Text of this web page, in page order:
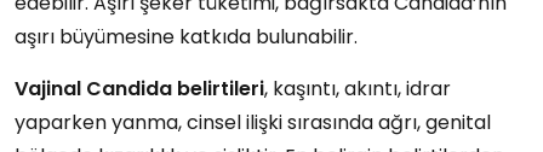
aşırı büyümesine katkıda bulunabilir.
Vajinal Candida belirtileri, kaşıntı, akıntı, idrar
yaparken yanma, cinsel ilişki sırasında ağrı, genital